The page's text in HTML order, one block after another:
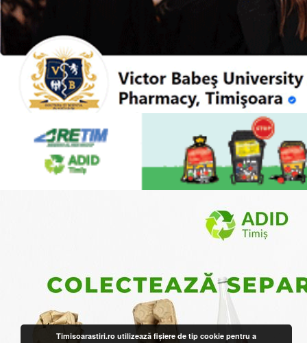
Timisoarastiri.ro utilizează fişiere de tip cookie pentru a